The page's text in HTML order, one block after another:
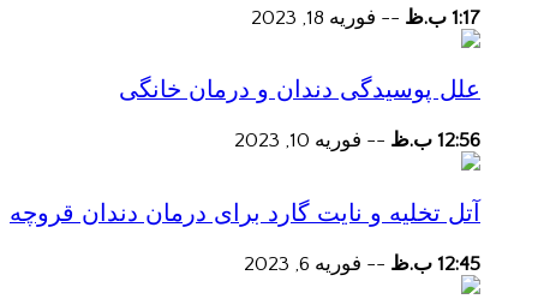
1:17 ب.ظ -- فوریه 18, 2023
علل پوسیدگی دندان و درمان خانگی
12:56 ب.ظ -- فوریه 10, 2023
آتل تخلیه و نایت گارد برای درمان دندان قروچه
12:45 ب.ظ -- فوریه 6, 2023